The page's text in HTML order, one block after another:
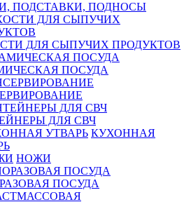
ПОДСТАВКИ, ПОДНОСЫ
ДЛЯ СЫПУЧИХ ПРОДУКТОВ
ПОСУДА
ДЛЯ СВЧ
КУХОННАЯ
НОЖИ
ПОСУДА